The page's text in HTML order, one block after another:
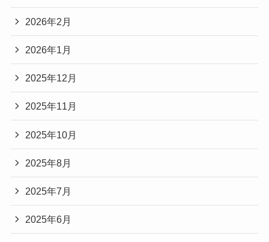
2026年2月
2026年1月
2025年12月
2025年11月
2025年10月
2025年8月
2025年7月
2025年6月